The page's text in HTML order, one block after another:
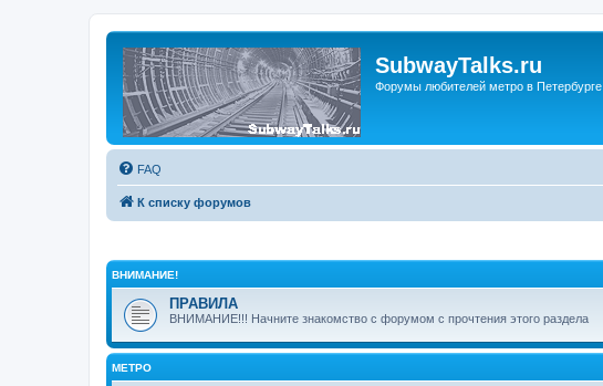
SubwayTalks.ru
Форумы любителей метро в Петербурге
FAQ
К списку форумов
ВНИМАНИЕ!
ПРАВИЛА
ВНИМАНИЕ!!! Начните знакомство с форумом с прочтения этого раздела
МЕТРО